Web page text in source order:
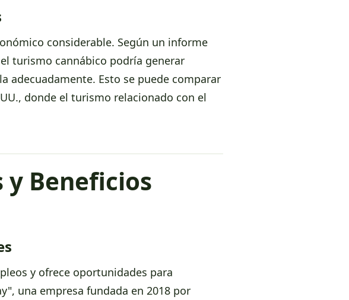
considerable. Según un informe
turismo cannábico podría generar
adecuadamente. Esto se puede comparar
donde el turismo relacionado con el
Beneficios
y ofrece oportunidades para
una empresa fundada en 2018 por